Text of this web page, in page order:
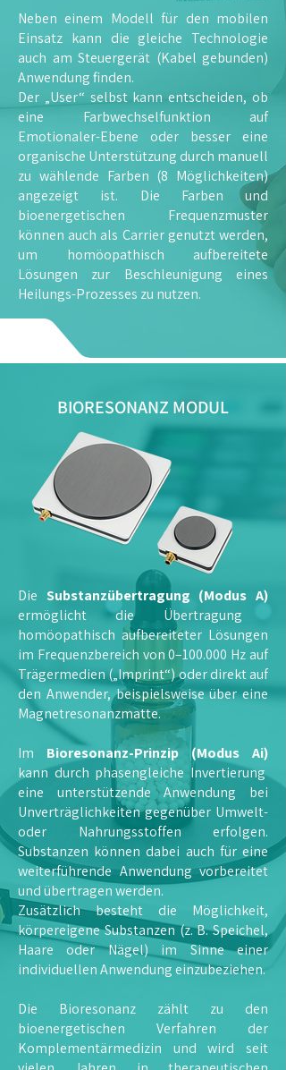
Neben einem Modell für den mobilen
Einsatz kann die gleiche Technologie
auch am Steuergerät (Kabel gebunden)
Anwendung finden.
Der „User“ selbst kann entscheiden, ob
eine Farbwechselfunktion auf
Emotionaler-Ebene oder besser eine
organische Unterstützung durch manuell
zu wählende Farben (8 Möglichkeiten)
angezeigt ist. Die Farben und
bioenergetischen Frequenzmuster
können auch als Carrier genutzt werden,
um homöopathisch aufbereitete
Lösungen zur Beschleunigung eines
Heilungs-Prozesses zu nutzen.
BIORESONANZ MODUL
Die Substanzübertragung (Modus A)
ermöglicht die Übertragung
homöopathisch aufbereiteter Lösungen
im Frequenzbereich von 0–100.000 Hz auf
Trägermedien („Imprint“) oder direkt auf
den Anwender, beispielsweise über eine
Magnetresonanzmatte.
Im Bioresonanz-Prinzip (Modus Ai)
kann durch phasengleiche Invertierung
eine unterstützende Anwendung bei
Unverträglichkeiten gegenüber Umwelt-
oder Nahrungsstoffen erfolgen.
Substanzen können dabei auch für eine
weiterführende Anwendung vorbereitet
und übertragen werden.
Zusätzlich besteht die Möglichkeit,
körpereigene Substanzen (z. B. Speichel,
Haare oder Nägel) im Sinne einer
individuellen Anwendung einzubeziehen.
Die Bioresonanz zählt zu den
bioenergetischen Verfahren der
Komplementärmedizin und wird seit